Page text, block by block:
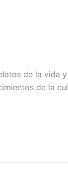
de la vida
de la